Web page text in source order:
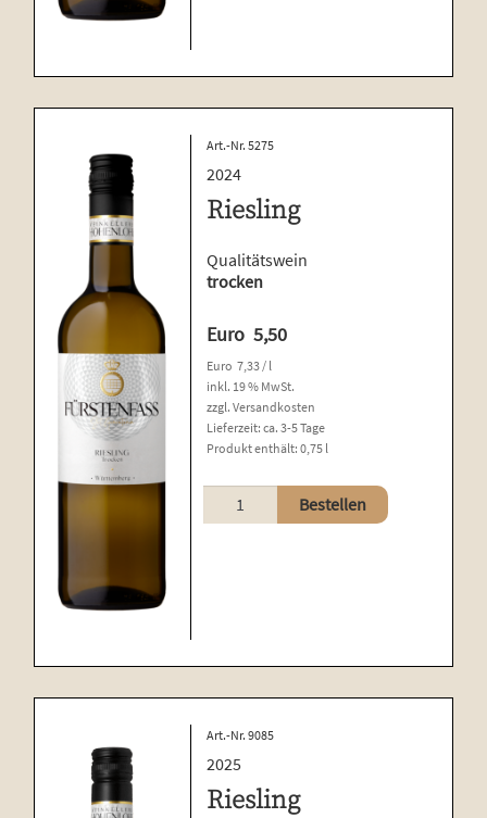
Art.-Nr. 5275
2024
Riesling
Qualitätswein
trocken
Euro 5,50
Euro 7,33 / l
inkl. 19 % MwSt.
zzgl.Versandkosten
Lieferzeit:ca. 3-5 Tage
Produkt enthält: 0,75 l
Riesling
Menge
Bestellen
Art.-Nr. 9085
2025
Riesling